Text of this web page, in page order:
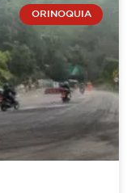
ORINOQUIA